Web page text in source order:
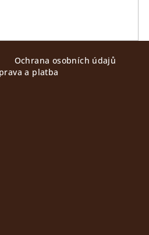
Ochrana osobních údajů
a platba